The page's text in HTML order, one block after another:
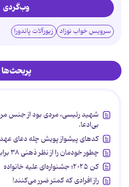
وب‌گردی
سرویس خواب نوزاد زیورآلات پاندورا
پربحث‌ها
شهید رئیسی، مردی بود از جنس
بی‌ادعا.
کدهای پیشواز پویش چله دعای عهد
چطور خودمان را از نظر ذهنی ۳۸ برابر قوی‌تر کنیم؟
کن ۲۰۲۵؛ جشنواره‌ای علیه خانواده
راز افرادی که کمتر ضرر می‌کنند!